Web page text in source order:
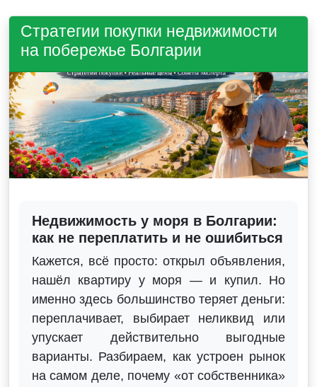
Стратегии покупки недвижимости
на побережье Болгарии
Недвижимость у моря в Болгарии:
как не переплатить и не ошибиться
Кажется, всё просто: открыл объявления,
нашёл квартиру у моря — и купил. Но
именно здесь большинство теряет деньги:
переплачивает, выбирает неликвид или
упускает действительно выгодные
варианты. Разбираем, как устроен рынок
на самом деле, почему «от собственника»